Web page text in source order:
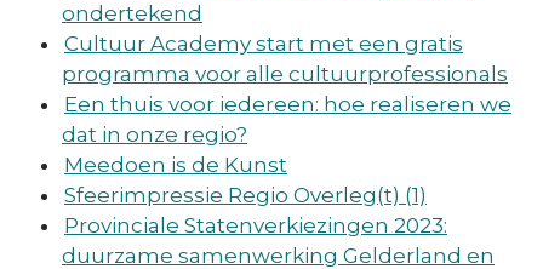
ondertekend
Cultuur Academy start met een gratis
programma voor alle cultuurprofessionals
Een thuis voor iedereen: hoe realiseren we
dat in onze regio?
Meedoen is de Kunst
Sfeerimpressie Regio Overleg(t) (1)
Provinciale Statenverkiezingen 2023:
duurzame samenwerking Gelderland en